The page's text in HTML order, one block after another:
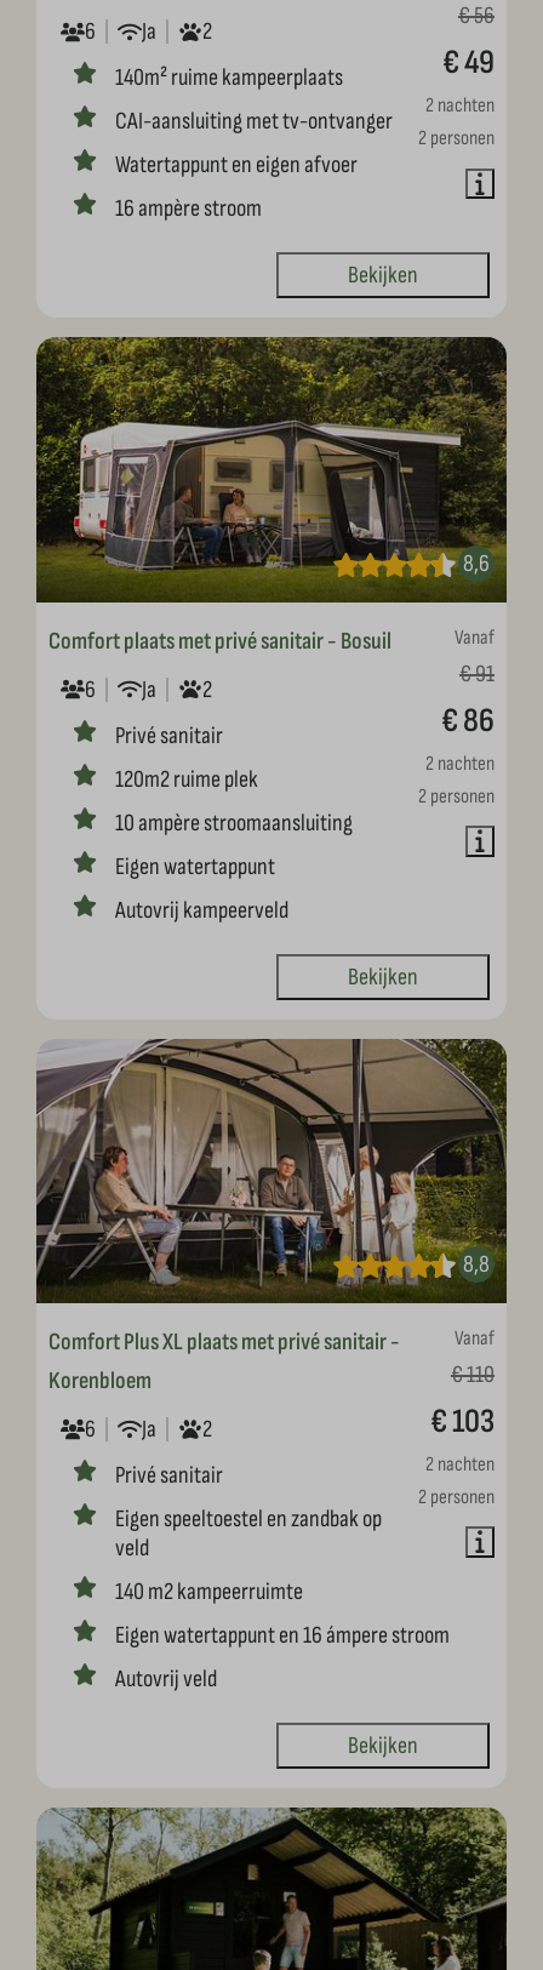
€ 56
€ 49
2 nachten
2 personen
6
Ja
2
140m² ruime kampeerplaats
CAI-aansluiting met tv-ontvanger
Watertappunt en eigen afvoer
16 ampère stroom
Bekijken
8,6
Vanaf
€ 91
€ 86
2 nachten
2 personen
Comfort plaats met privé sanitair - Bosuil
6
Ja
2
Privé sanitair
120m2 ruime plek
10 ampère stroomaansluiting
Eigen watertappunt
Autovrij kampeerveld
Bekijken
8,8
Vanaf
€ 110
€ 103
2 nachten
2 personen
Comfort Plus XL plaats met privé sanitair -
Korenbloem
6
Ja
2
Privé sanitair
Eigen speeltoestel en zandbak op
veld
140 m2 kampeerruimte
Eigen watertappunt en 16 ámpere stroom
Autovrij veld
Bekijken